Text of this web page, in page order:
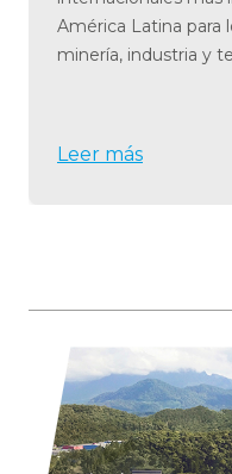
América Latina para
minería, industria y
para la ge
Leer más